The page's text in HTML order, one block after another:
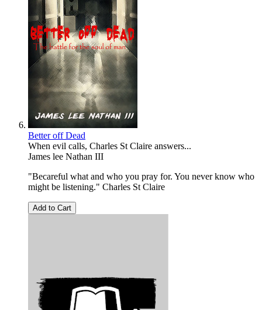
Better off Dead
When evil calls, Charles St Claire answers...
James lee Nathan III
"Becareful what and who you pray for. You never know who
might be listening." Charles St Claire
Add to Cart